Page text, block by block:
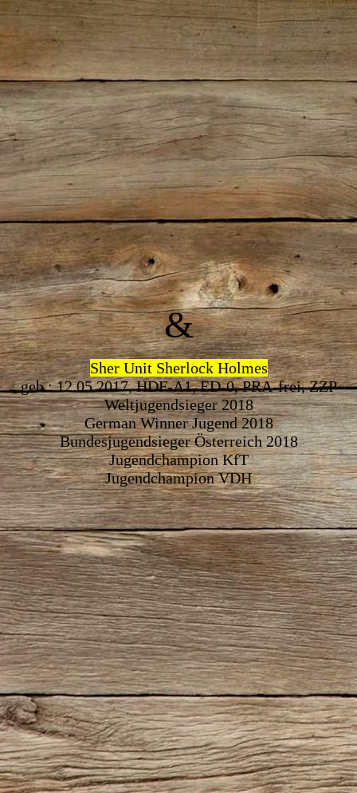
AZ4Y0753
&
Sher Unit Sherlock Holmes
geb.: 12.05.2017, HDF-A1, ED-0, PRA-frei, ZZP
Weltjugendsieger 2018
German Winner Jugend 2018
Bundesjugendsieger Österreich 2018
Jugendchampion KfT
Jugendchampion VDH